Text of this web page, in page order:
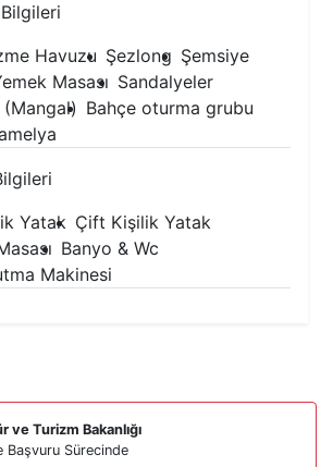
Havuzu Şezlong Şemsiye
Masası Sandalyeler
Bahçe oturma grubu
Yatak Çift Kişilik Yatak
Banyo & Wc
Makinesi
ve Turizm Bakanlığı
Başvuru Sürecinde